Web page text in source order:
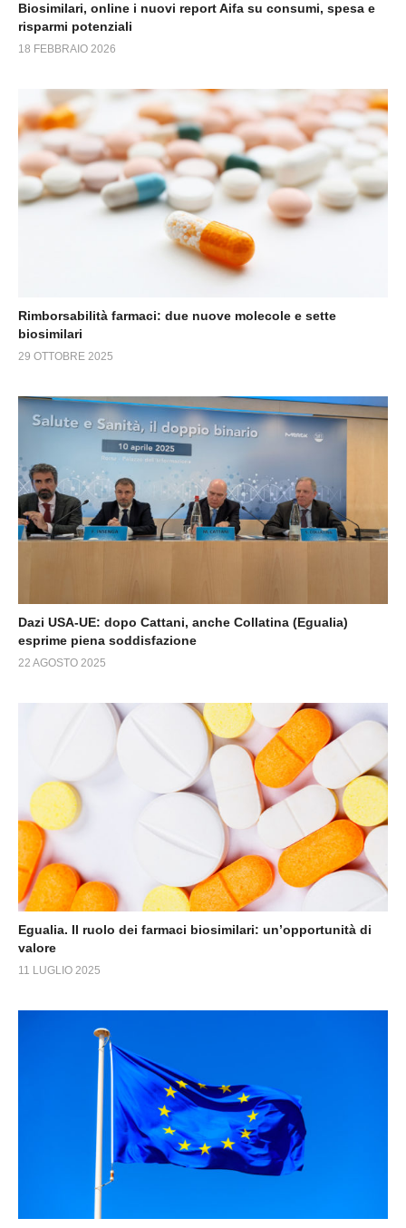
Biosimilari, online i nuovi report Aifa su consumi, spesa e
risparmi potenziali
18 FEBBRAIO 2026
Rimborsabilità farmaci: due nuove molecole e sette
biosimilari
29 OTTOBRE 2025
Dazi USA-UE: dopo Cattani, anche Collatina (Egualia)
esprime piena soddisfazione
22 AGOSTO 2025
Egualia. Il ruolo dei farmaci biosimilari: un’opportunità di
valore
11 LUGLIO 2025